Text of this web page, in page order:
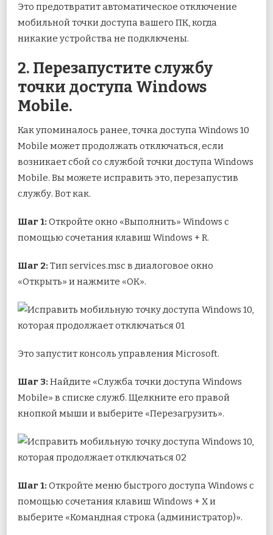
Это предотвратит автоматическое отключение
мобильной точки доступа вашего ПК, когда
никакие устройства не подключены.
2. Перезапустите службу
точки доступа Windows
Mobile.
Как упоминалось ранее, точка доступа Windows 10
Mobile может продолжать отключаться, если
возникает сбой со службой точки доступа Windows
Mobile. Вы можете исправить это, перезапустив
службу. Вот как.
Шаг 1: Откройте окно «Выполнить» Windows с
помощью сочетания клавиш Windows + R.
Шаг 2: Тип services.msc в диалоговое окно
«Открыть» и нажмите «ОК».
Это запустит консоль управления Microsoft.
Шаг 3: Найдите «Служба точки доступа Windows
Mobile» в списке служб. Щелкните его правой
кнопкой мыши и выберите «Перезагрузить».
Шаг 1: Откройте меню быстрого доступа Windows с
помощью сочетания клавиш Windows + X и
выберите «Командная строка (администратор)».